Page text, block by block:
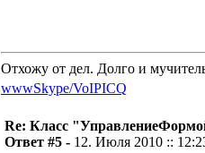
Отхожу от дел. Долго и
wwwSkype/VoIPICQ
Re: Класс
Ответ #5 - 12. Июля 2010 ::